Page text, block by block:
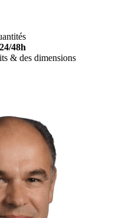
48h
& des dimensions